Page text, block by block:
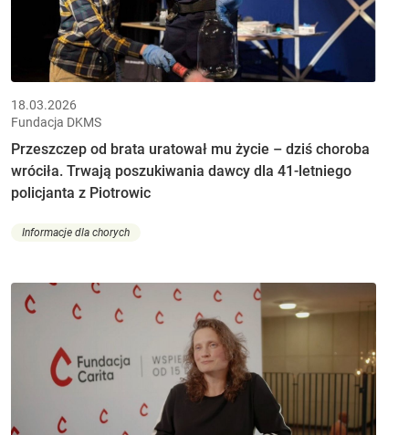
18.03.2026
Fundacja DKMS
Przeszczep od brata uratował mu życie – dziś choroba
wróciła. Trwają poszukiwania dawcy dla 41-letniego
policjanta z Piotrowic
Informacje dla chorych